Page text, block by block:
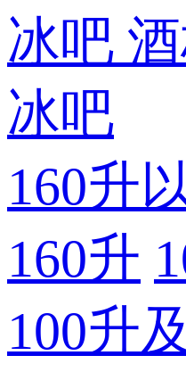
冰吧
冰吧
160升
160升
100升